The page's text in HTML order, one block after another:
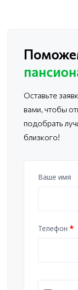
Оставьте
вами, чтобы
подобрать
близкого!